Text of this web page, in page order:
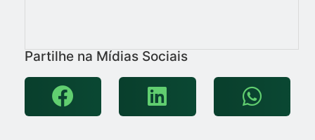
Partilhe na Mídias Sociais